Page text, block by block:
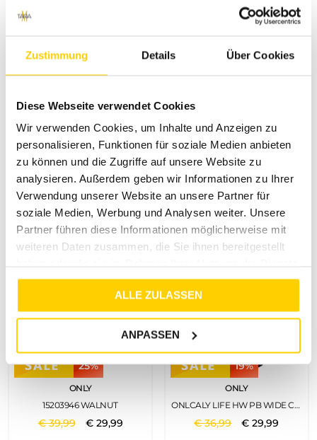
Zustimmung Details Über Cookies
Diese Webseite verwendet Cookies
Wir verwenden Cookies, um Inhalte und Anzeigen zu
personalisieren, Funktionen für soziale Medien anbieten
zu können und die Zugriffe auf unsere Website zu
analysieren. Außerdem geben wir Informationen zu Ihrer
Verwendung unserer Website an unsere Partner für
soziale Medien, Werbung und Analysen weiter. Unsere
Partner führen diese Informationen möglicherweise mit
weiteren Daten zusammen, die Sie ihnen bereitgestellt
gesammelt haben.
ALLE ZULASSEN
ANPASSEN
Vorschläge
25%
ONLY
15203946 WALNUT
€39,99 € 29,99
19%
ONLY
ONLCALY LIFE HW PB WIDE CROP PNT NOOS BLACK 1
€36,99 €29,99